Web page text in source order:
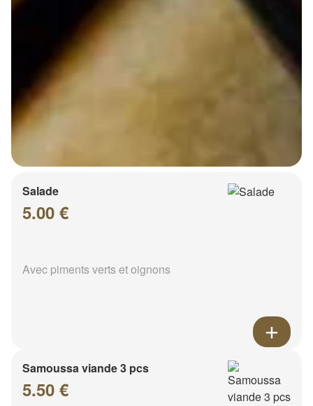
Salade
5.00 €
Avec piments verts et oignons
Samoussa viande 3 pcs
5.50 €